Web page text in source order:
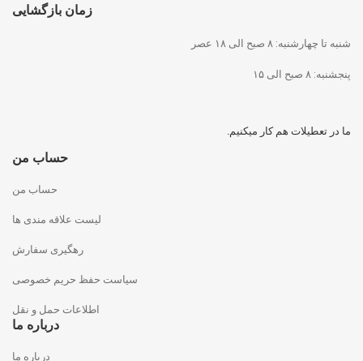
زمان بازگشایی
شنبه تا چهارشنبه: ۸ صبح الی ۱۸ عصر
پنجشنبه: ۸ صبح الی ۱۵
ما در تعطیلات هم کار میکنیم.
حساب من
حساب من
لیست علاقه مندی ها
رهگیری سفارش
سیاست حفظ حریم خصوصی
اطلاعات حمل و نقل
درباره ما
درباره ما